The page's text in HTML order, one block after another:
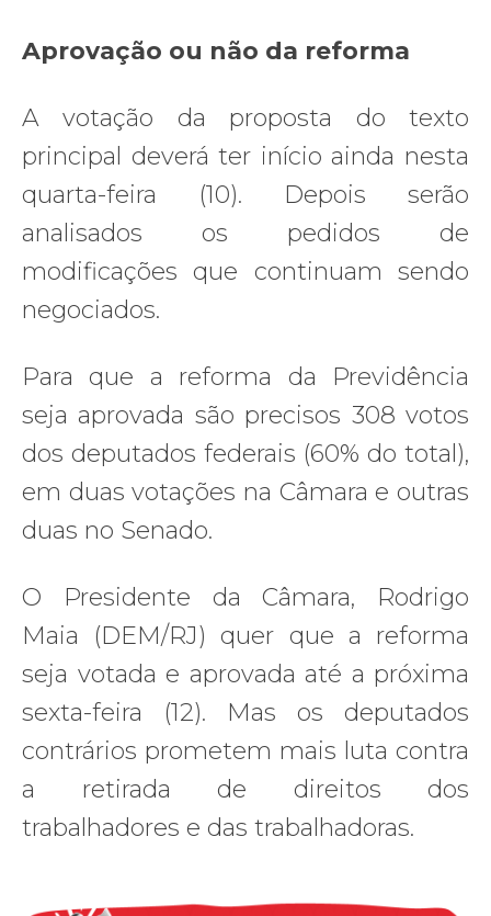
Aprovação ou não da reforma
A votação da proposta do texto
principal deverá ter início ainda nesta
quarta-feira (10). Depois serão
analisados os pedidos de
modificações que continuam sendo
negociados.
Para que a reforma da Previdência
seja aprovada são precisos 308 votos
dos deputados federais (60% do total),
em duas votações na Câmara e outras
duas no Senado.
O Presidente da Câmara, Rodrigo
Maia (DEM/RJ) quer que a reforma
seja votada e aprovada até a próxima
sexta-feira (12). Mas os deputados
contrários prometem mais luta contra
a retirada de direitos dos
trabalhadores e das trabalhadoras.